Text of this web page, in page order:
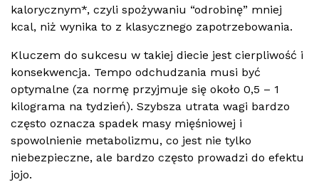
kalorycznym*, czyli spożywaniu “odrobinę” mniej
kcal, niż wynika to z klasycznego zapotrzebowania.
Kluczem do sukcesu w takiej diecie jest cierpliwość i
konsekwencja. Tempo odchudzania musi być
optymalne (za normę przyjmuje się około 0,5 – 1
kilograma na tydzień). Szybsza utrata wagi bardzo
często oznacza spadek masy mięśniowej i
spowolnienie metabolizmu, co jest nie tylko
niebezpieczne, ale bardzo często prowadzi do efektu
jojo.